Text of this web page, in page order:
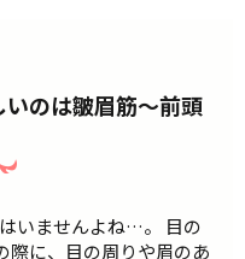
のは皺眉筋～前頭
いませんよね…。 目の
際に、目の周りや眉のあ